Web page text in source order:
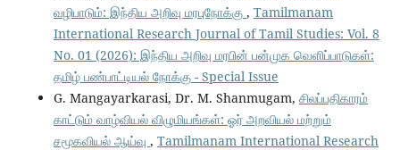
வழிபாடும்: இந்திய அறிவு மரபுநோக்கு , Tamilmanam
International Research Journal of Tamil Studies: Vol. 8
No. 01 (2026): இந்திய அறிவு மரபின் பன்முக வெளிப்பாடுகள்:
தமிழ் பண்பாட்டியல் நோக்கு - Special Issue
G. Mangayarkarasi, Dr. M. Shanmugam, சிலப்பதிகாரம்
காட்டும் வாழ்வியல் விழுமியங்கள்: ஓர் அறவியல் மற்றும்
சமூகவியல் ஆய்வு , Tamilmanam International Research